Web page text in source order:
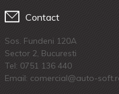
Contact
Sos. Fundeni 120A
Sector 2, Bucuresti
Tel: 0751 136 440
Email: comercial@auto-